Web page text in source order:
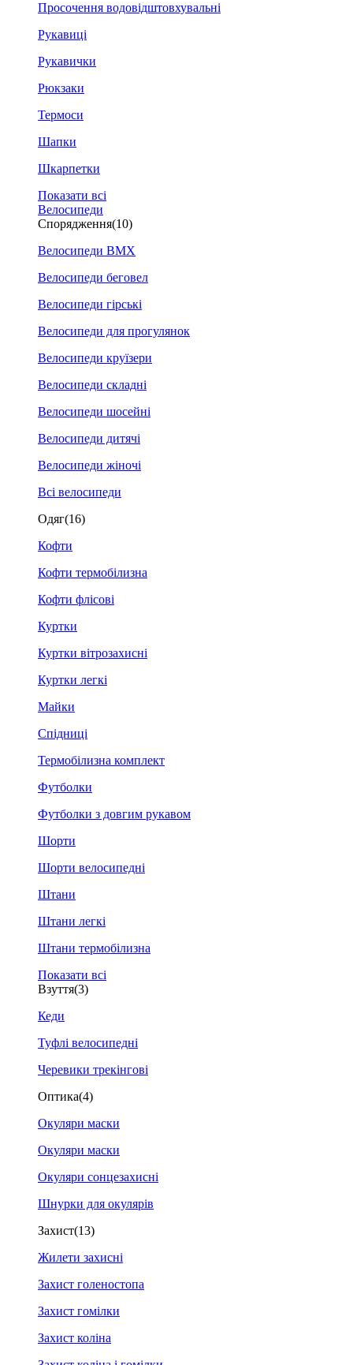
Просочення водовідштовхувальні
Рукавиці
Рукавички
Рюкзаки
Термоси
Шапки
Шкарпетки
Показати всі
Велосипеди
Спорядження(10)
Велосипеди BMX
Велосипеди беговел
Велосипеди гірські
Велосипеди для прогулянок
Велосипеди круїзери
Велосипеди складні
Велосипеди шосейні
Велосипеди дитячі
Велосипеди жіночі
Всі велосипеди
Одяг(16)
Кофти
Кофти термобілизна
Кофти флісові
Куртки
Куртки вітрозахисні
Куртки легкі
Майки
Спідниці
Термобілизна комплект
Футболки
Футболки з довгим рукавом
Шорти
Шорти велосипедні
Штани
Штани легкі
Штани термобілизна
Показати всі
Взуття(3)
Кеди
Туфлі велосипедні
Черевики трекінгові
Оптика(4)
Окуляри маски
Окуляри маски
Окуляри сонцезахисні
Шнурки для окулярів
Захист(13)
Жилети захисні
Захист голеностопа
Захист гомілки
Захист коліна